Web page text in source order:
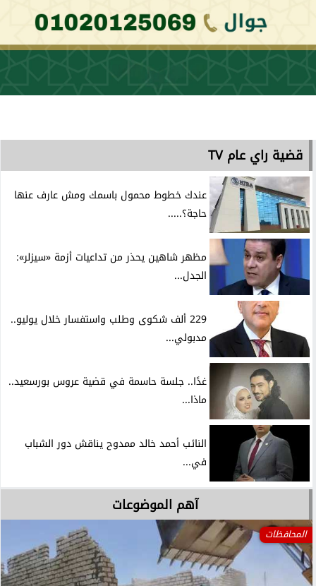
قضية راي عام TV
عندك خطوط محمول باسمك ومش عارف عنها
حاجة؟.....
مظهر شاهين يحذر من تداعيات أزمة «سيزلر»:
الجدل...
229 ألف شكوى وطلب واستفسار خلال يوليو..
مدبولي...
غدًا.. جلسة حاسمة في قضية عروس بورسعيد..
ماذا...
النائب أحمد خالد ممدوح يناقش دور الشباب
في...
آهم الموضوعات
المحافظات